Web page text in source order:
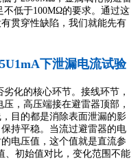
低于100MΩ的要求。通过这
贯穿性缺陷，我们就能先有
下泄漏电流试验
化的核心环节。接线环节，
，高压端接在避雷器顶部，
目的都是消除表面泄漏的影
持平稳。当流过避雷器的电
电压值，这个值就是直流参
、初始值对比，变化范围不能